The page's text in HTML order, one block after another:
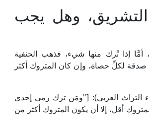
وهل يجب
أمَّا إذا تُرك منها شيء، فذهب الحنفية
لكلِّ حصاة، وإن كان المتروك أكثر
في "الهداية" (1/ 163-164، ط. دار إحياء التراث العربي): ["ومَن ترك رمي إحدى
أقل، إلا أن يكون المتروك أكثر من